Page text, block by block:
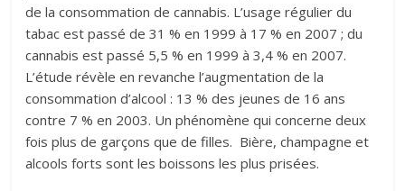
de la consommation de cannabis. L’usage régulier du
tabac est passé de 31 % en 1999 à 17 % en 2007 ; du
cannabis est passé 5,5 % en 1999 à 3,4 % en 2007.
L’étude révèle en revanche l’augmentation de la
consommation d’alcool : 13 % des jeunes de 16 ans
contre 7 % en 2003. Un phénomène qui concerne deux
fois plus de garçons que de filles. Bière, champagne et
alcools forts sont les boissons les plus prisées.